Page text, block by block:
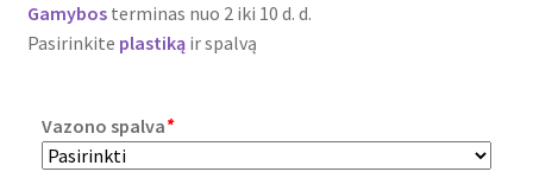
Parduotuvė
Plastikai
Gamybosterminas nuo 2 iki 10 d. d.
Pasirinkite plastikąir spalvą
Vazono spalva*